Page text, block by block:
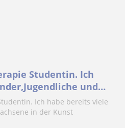
Studentin. Ich
und
unterrichtet
Ich habe bereits viele
in der Kunst